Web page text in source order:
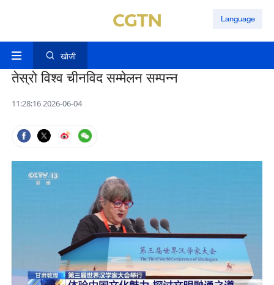
Language
खोजी
तेस्रो विश्व चीनविद सम्मेलन सम्पन्न
11:28:16 2026-06-04